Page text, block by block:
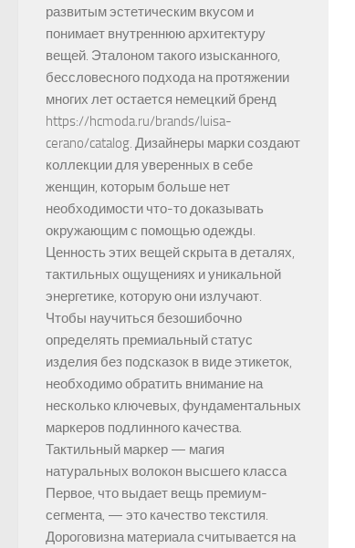
развитым эстетическим вкусом и
понимает внутреннюю архитектуру
вещей. Эталоном такого изысканного,
бессловесного подхода на протяжении
многих лет остается немецкий бренд
https://hcmoda.ru/brands/luisa-
cerano/catalog. Дизайнеры марки создают
коллекции для уверенных в себе
женщин, которым больше нет
необходимости что-то доказывать
окружающим с помощью одежды.
Ценность этих вещей скрыта в деталях,
тактильных ощущениях и уникальной
энергетике, которую они излучают.
Чтобы научиться безошибочно
определять премиальный статус
изделия без подсказок в виде этикеток,
необходимо обратить внимание на
несколько ключевых, фундаментальных
маркеров подлинного качества.
Тактильный маркер — магия
натуральных волокон высшего класса
Первое, что выдает вещь премиум-
сегмента, — это качество текстиля.
Дороговизна материала считывается на